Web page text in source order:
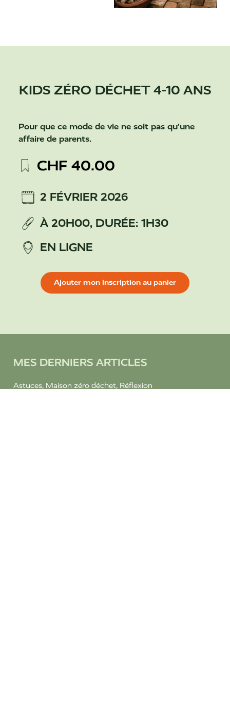
KIDS ZÉRO DÉCHET 4-10 ANS
Pour que ce mode de vie ne soit pas qu’une
affaire de parents.
CHF 40.00
2 FÉVRIER 2026
À 20H00, DURÉE: 1H30
EN LIGNE
Ajouter mon inscription au panier
MES DERNIERS ARTICLES
Astuces, Maison zéro déchet, Réflexion